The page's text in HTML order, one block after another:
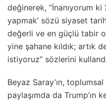
değinerek, “İnanıyorum ki
yapmak’ sözü siyaset
değerli ve en güçlü tabir
yine şahane kıldık; artık
istiyoruz” sözlerini
Beyaz Saray’ın,
paylaşımda da Trump’ın